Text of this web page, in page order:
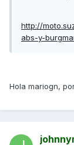
http://
abs-y-
Hola mariogn,